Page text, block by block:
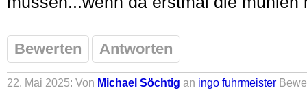
Bewerten Antworten
22. Mai 2025: Von Michael Söchtig an ingo fuhrmeister